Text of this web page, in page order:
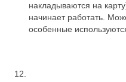
накладываются на
начинает работать.
особенные